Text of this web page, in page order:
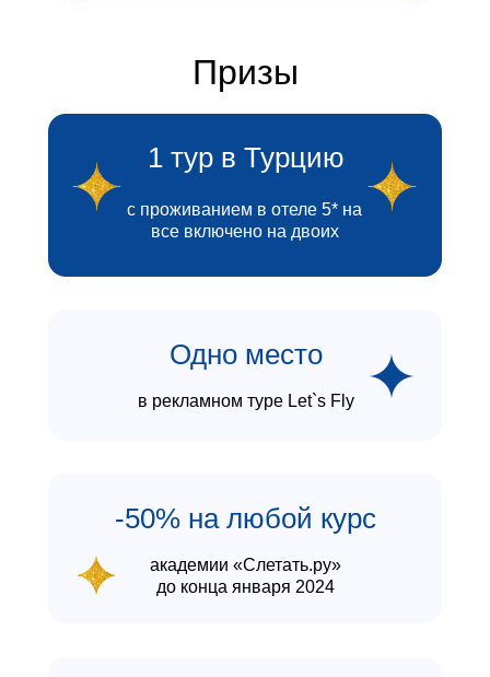
Призы
Одно место
в рекламном туре Let`s Fly
-50% на любой курс
академии «Слетать.ру»
до конца января 2024
1 тур в Турцию
с проживанием в отеле 5* на
все включено на двоих